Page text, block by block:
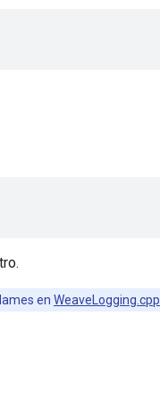
en WeaveLogging.cpp